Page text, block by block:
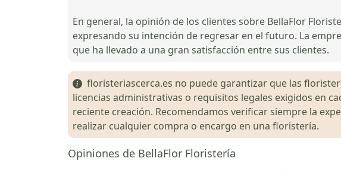
En general, la opinión de los clientes sobre BellaFlor
expresando su intención de regresar en el futuro. La
que ha llevado a una gran satisfacción entre sus clientes.
floristeriascerca.es no puede garantizar que las
licencias administrativas o requisitos legales exigidos en
reciente creación. Recomendamos verificar siempre la
realizar cualquier compra o encargo en una floristería.
Opiniones de BellaFlor Floristería